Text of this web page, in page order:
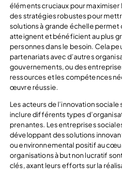
éléments cruciaux pour
des stratégies robustes pour
solutions à grande échelle permet
atteignent et bénéficient au plus
personnes dans le besoin. Cela
partenariats avec d’autres
gouvernements, ou des
ressources et les compétences
œuvre réussie.
Les acteurs de l’innovation
inclure différents types
prenantes. Les entreprises
développant des solutions
ou environnemental positif au
organisations à but non lucratif
clés, axant leurs efforts sur la